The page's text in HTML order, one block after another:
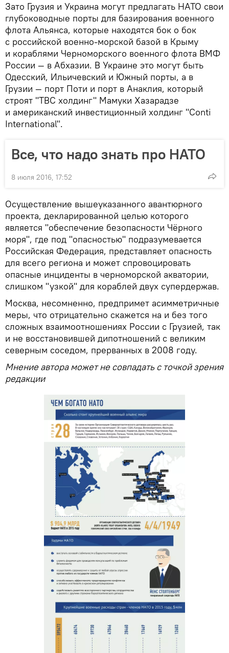
Зато Грузия и Украина могут предлагать НАТО свои
глубоководные порты для базирования военного
флота Альянса, которые находятся бок о бок
с российской военно-морской базой в Крыму
и кораблями Черноморского военного флота ВМФ
России — в Абхазии. В Украине это могут быть
Одесский, Ильичевский и Южный порты, а в
Грузии — порт Поти и порт в Анаклия, который
строят "TBC холдинг" Мамуки Хазарадзе
и американский инвестиционный холдинг "Conti
International".
Все, что надо знать про НАТО
8 июля 2016, 17:52
Осуществление вышеуказанного авантюрного
проекта, декларированной целью которого
является "обеспечение безопасности Чёрного
моря", где под "опасностью" подразумевается
Российская Федерация, представляет опасность
для всего региона и может спровоцировать
опасные инциденты в черноморской акватории,
слишком "узкой" для кораблей двух супердержав.
Москва, несомненно, предпримет асимметричные
меры, что отрицательно скажется на и без того
сложных взаимоотношениях России с Грузией, так
и не восстановившей дипотношений с великим
северным соседом, прерванных в 2008 году.
Мнение автора может не совпадать с точкой зрения
редакции